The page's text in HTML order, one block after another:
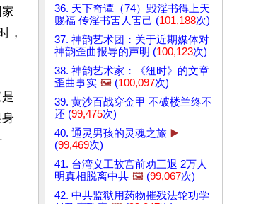
，
36. 天下奇谭（74）毁淫书得上天
赐福 传淫书害人害己 (101,188次)
37. 神韵艺术团：关于近期媒体对
神韵歪曲报导的声明 (100,123次)
38. 神韵艺术家：《纽时》的文章
歪曲事实 🖼️ (100,097次)
39. 黄沙百战穿金甲 不破楼兰终不
还 (99,475次)
40. 通灵男孩的灵魂之旅 ▶️
(99,469次)
41. 台湾义工故宫前劝三退 2万人
明真相脱离中共 🖼️ (99,067次)
42. 中共监狱用药物摧残法轮功学